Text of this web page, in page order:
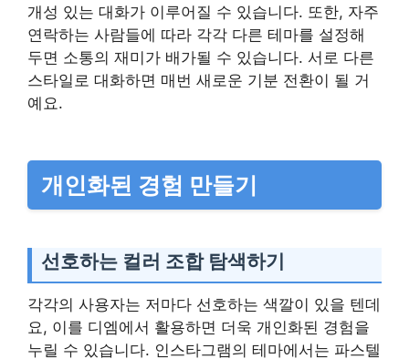
개성 있는 대화가 이루어질 수 있습니다. 또한, 자주
연락하는 사람들에 따라 각각 다른 테마를 설정해
두면 소통의 재미가 배가될 수 있습니다. 서로 다른
스타일로 대화하면 매번 새로운 기분 전환이 될 거
예요.
개인화된 경험 만들기
선호하는 컬러 조합 탐색하기
각각의 사용자는 저마다 선호하는 색깔이 있을 텐데
요, 이를 디엠에서 활용하면 더욱 개인화된 경험을
누릴 수 있습니다. 인스타그램의 테마에서는 파스텔